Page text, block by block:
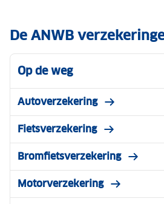
en wanneer je jouw reisverzekering
inschakelen.
Meer informatie
De ANWB
Op de weg
Autoverzekering
Fietsverzekering
Bromfietsverzekering
Motorverzekering